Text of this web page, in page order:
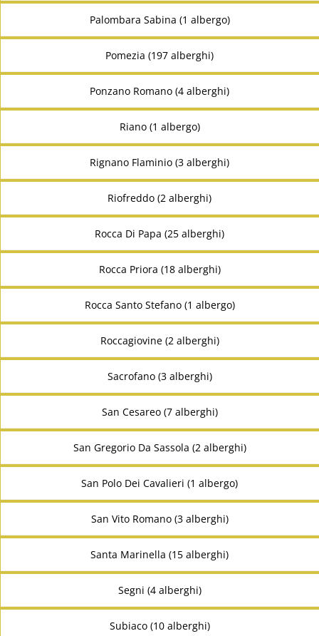
Palombara Sabina (1 albergo)
Pomezia (197 alberghi)
Ponzano Romano (4 alberghi)
Riano (1 albergo)
Rignano Flaminio (3 alberghi)
Riofreddo (2 alberghi)
Rocca Di Papa (25 alberghi)
Rocca Priora (18 alberghi)
Rocca Santo Stefano (1 albergo)
Roccagiovine (2 alberghi)
Sacrofano (3 alberghi)
San Cesareo (7 alberghi)
San Gregorio Da Sassola (2 alberghi)
San Polo Dei Cavalieri (1 albergo)
San Vito Romano (3 alberghi)
Santa Marinella (15 alberghi)
Segni (4 alberghi)
Subiaco (10 alberghi)